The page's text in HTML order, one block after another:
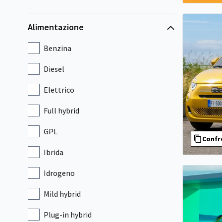
Alimentazione
Benzina
Diesel
Elettrico
Full hybrid
GPL
Ibrida
Idrogeno
Mild hybrid
Plug-in hybrid